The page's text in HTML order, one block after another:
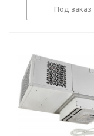
Под заказ